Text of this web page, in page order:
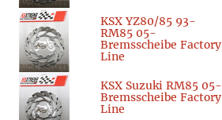
KSX YZ80/85 93-
RM85 05-
Bremsscheibe Factory
Line
KSX Suzuki RM85 05-
Bremsscheibe Factory
Line